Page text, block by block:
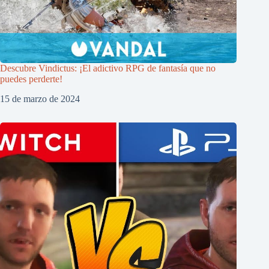
Descubre Vindictus: ¡El adictivo RPG de fantasía que no
puedes perderte!
15 de marzo de 2024